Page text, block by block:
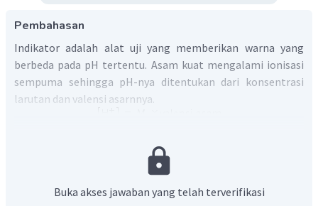
Pembahasan
Indikator adalah alat uji yang memberikan warna yang
berbeda pada pH tertentu. Asam kuat mengalami ionisasi
sempuma sehingga pH-nya ditentukan dari konsentrasi
larutan dan valensi asarnnya.
HCl tergolong sebagai asam kuat yang di dalam air akan
terionisasi sempurna menurut reaksi berikut.
Berdasarkan reaksi di atas, dapat disimpulkan bahwa HCl
Buka akses jawaban yang telah terverifikasi